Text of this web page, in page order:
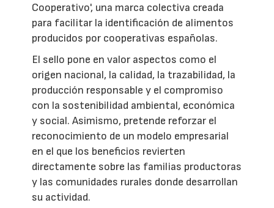
Cooperativo', una marca colectiva creada
para facilitar la identificación de alimentos
producidos por cooperativas españolas.
El sello pone en valor aspectos como el
origen nacional, la calidad, la trazabilidad, la
producción responsable y el compromiso
con la sostenibilidad ambiental, económica
y social. Asimismo, pretende reforzar el
reconocimiento de un modelo empresarial
en el que los beneficios revierten
directamente sobre las familias productoras
y las comunidades rurales donde desarrollan
su actividad.